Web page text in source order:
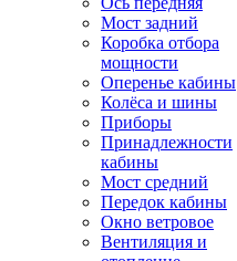
Мост задний
Коробка отбора
мощности
Оперенье кабины
Колёса и шины
Приборы
Принадлежности
кабины
Мост средний
Передок кабины
Окно ветровое
Вентиляция и